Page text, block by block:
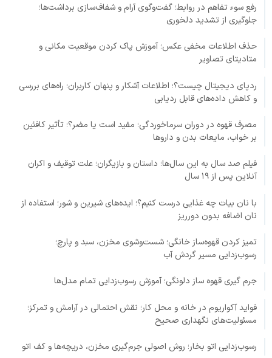
رفع سوء تفاهم در روابط؛ گفت‌وگوی آرام و شفاف‌سازی برداشت‌ها؛
جلوگیری از تشدید دلخوری
حذف اطلاعات مخفی عکس؛ آموزش پاک کردن موقعیت مکانی و
متادیتای تصاویر
ردپای دیجیتال چیست؟؛ اطلاعات آشکار و پنهان کاربران؛ راه‌های بررسی
و کاهش داده‌های قابل ردیابی
مصرف قهوه در دوران سرماخوردگی؛ مفید است یا مضر؟؛ تأثیر کافئین
بر خواب، مایعات بدن و داروها
فیلم صد سال به این سال‌ها؛ داستان و بازیگران؛ علت توقیف و اکران
آنلاین پس از ۱۹ سال
با نان بیات چه غذایی درست کنیم؟؛ ایده‌های شیرین و شور؛ استفاده از
نان اضافه بدون دورریز
تمیز کردن قهوه‌ساز خانگی؛ شست‌وشوی مخزن، سبد و پارچ؛
رسوب‌زدایی مسیر گردش آب
جرم گیری قهوه ساز دلونگی؛ آموزش رسوب‌زدایی تمام مدل‌ها
فواید آکواریوم در خانه و محل کار؛ نقش احتمالی در آرامش و تمرکز؛
مسئولیت‌های نگهداری صحیح
رسوب‌زدایی اتو بخار؛ روش اصولی جرم‌گیری مخزن، دریچه‌ها و کف اتو